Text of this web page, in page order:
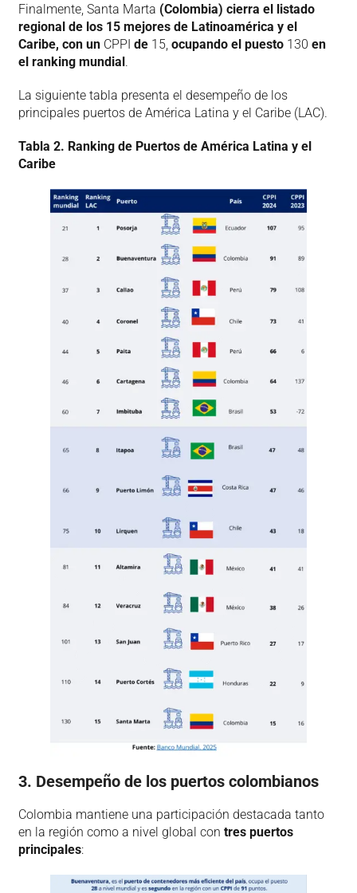
Finalmente, Santa Marta (Colombia) cierra el listado
regional de los 15 mejores de Latinoamérica y el
Caribe, con un CPPI de 15, ocupando el puesto 130 en
el ranking mundial.
La siguiente tabla presenta el desempeño de los
principales puertos de América Latina y el Caribe (LAC).
Tabla 2. Ranking de Puertos de América Latina y el
Caribe
3. Desempeño de los puertos colombianos
Colombia mantiene una participación destacada tanto
en la región como a nivel global con tres puertos
principales: